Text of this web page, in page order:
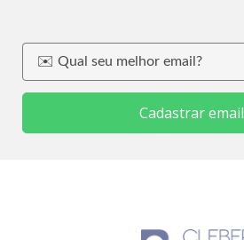
Cadastrar email